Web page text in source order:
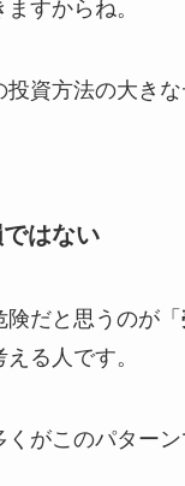
すからね。
投資方法の大き
はない
だと思うのが「
る人です。
がこのパターン